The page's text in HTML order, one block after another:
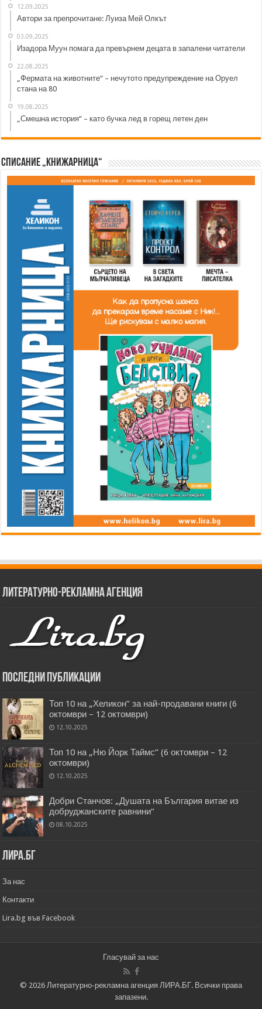
12.09.2025
Автори за препрочитане: Луиза Мей Олкът
03.09.2025
Изадора Муун помага да превърнем децата в запалени читатели
22.08.2025
„Фермата на животните“ – нечутото предупреждение на Оруел
стана на 80
19.08.2025
„Смешна история“ – като бучка лед в горещ летен ден
Списание „Книжарница“
Литературно-рекламна агенция
Последни публикации
Топ 10 на „Хеликон” за най-продавани книги (6
октомври – 12 октомври)
12.10.2025
Топ 10 на „Ню Йорк Таймс” (6 октомври – 12
октомври)
12.10.2025
Добри Станчов: „Душата на България витае из
добруджанските равнини“
08.10.2025
Лира.бг
За нас
Контакти
Lira.bg във Facebook
Гласувай за нас
© 2026 Литературно-рекламна агенция ЛИРА.БГ. Всички права
запазени.